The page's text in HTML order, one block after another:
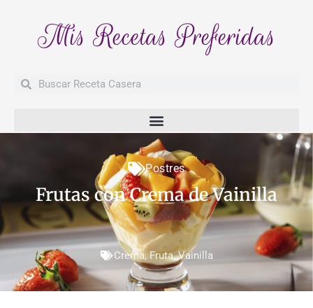
Mis Recetas Preferidas
BuscarBuscar
Postres
Frutas con Crema de Vainilla
Crema,Fruta,Vainilla